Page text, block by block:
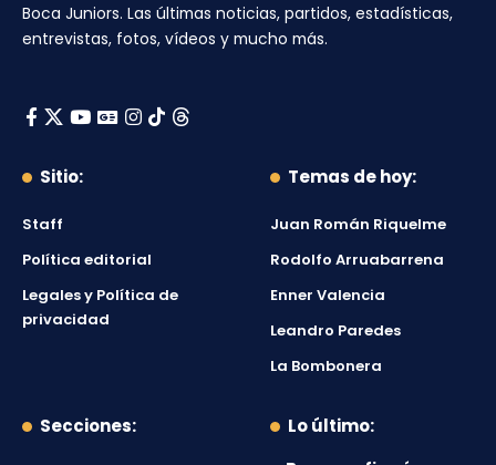
Boca Juniors. Las últimas noticias, partidos, estadísticas,
entrevistas, fotos, vídeos y mucho más.
Sitio:
Staff
Política editorial
Legales y Política de
privacidad
Temas de hoy:
Juan Román Riquelme
Rodolfo Arruabarrena
Enner Valencia
Leandro Paredes
La Bombonera
Secciones: Lo último: